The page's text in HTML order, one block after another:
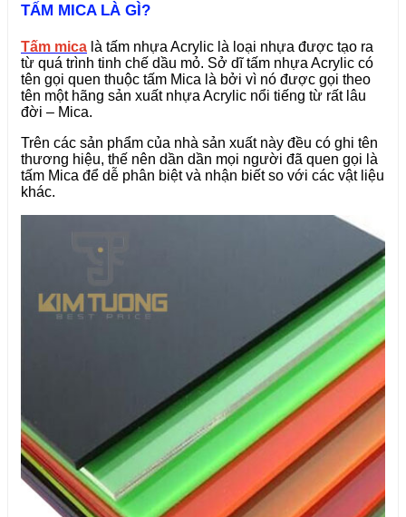
TẤM MICA LÀ GÌ?
Tấm mica là tấm nhựa Acrylic là loại nhựa được tạo ra
từ quá trình tinh chế dầu mỏ. Sở dĩ tấm nhựa Acrylic có
tên gọi quen thuộc tấm Mica là bởi vì nó được gọi theo
tên một hãng sản xuất nhựa Acrylic nổi tiếng từ rất lâu
đời – Mica.
Trên các sản phẩm của nhà sản xuất này đều có ghi tên
thương hiệu, thế nên dần dần mọi người đã quen gọi là
tấm Mica để dễ phân biệt và nhận biết so với các vật liệu
khác.